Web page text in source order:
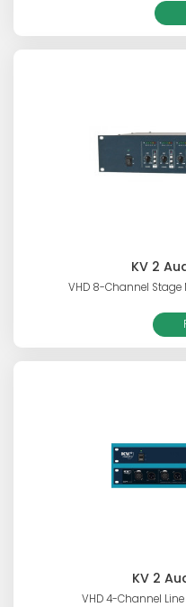
KV 2
VHD 8-Channel Stage
KV 2
VHD 4-Channel